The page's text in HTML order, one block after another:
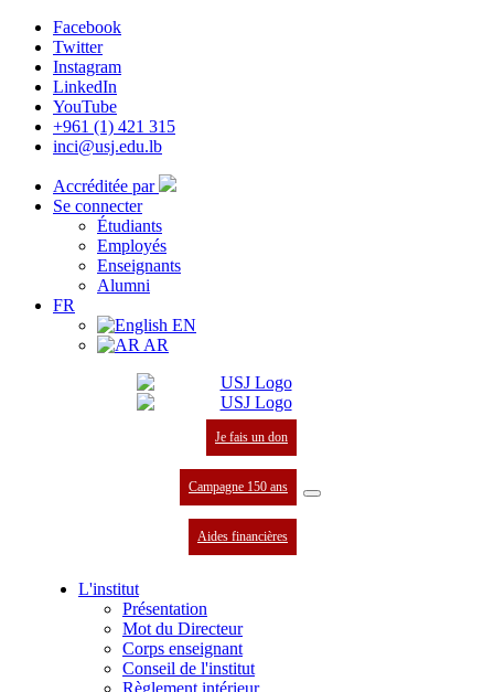
Facebook
Twitter
Instagram
LinkedIn
YouTube
+961 (1) 421 315
inci@usj.edu.lb
Accréditée par
Se connecter
Étudiants
Employés
Enseignants
Alumni
FR
EN
AR
Je fais un don
Campagne 150 ans
Aides financières
L'institut
Présentation
Mot du Directeur
Corps enseignant
Conseil de l'institut
Règlement intérieur